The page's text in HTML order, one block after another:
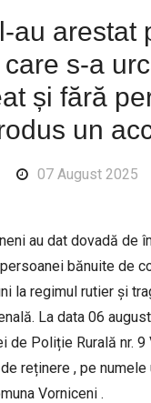
au arestat
s-a
și fără
un
07 August 2025
au dat dovadă de
bănuite de
la regimul rutier și
La data 06
de Poliție Rurală nr.
reținere , pe numele
Vorniceni .